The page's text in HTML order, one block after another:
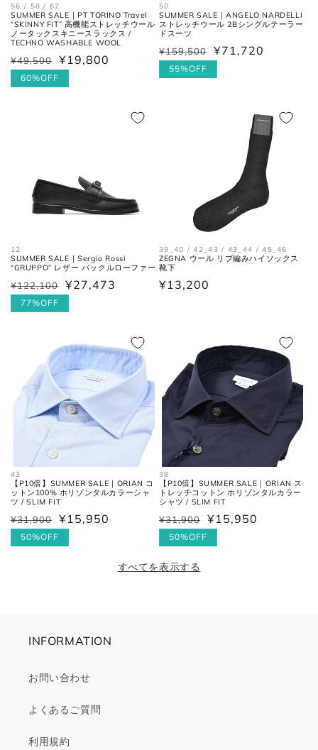
56 / 58 / 62
SUMMER SALE｜PT TORINO Travel
“SKINNY FIT” 高機能ストレッチウール
ノータックスキニースラックス /
TECHNO WASHABLE WOOL
通
常
¥49,500
セ
ー
¥19,800
60%OFF
50
SUMMER SALE｜ANGELO NARDELLI
ストレッチウール 2Bシングルテーラー
ドスーツ
通
常
¥159,500
セ
ー
¥71,720
55%OFF
12
SUMMER SALE｜Sergio Rossi
“GRUPPO” レザー バックルローファー
通
常
¥122,100
セ
ー
¥27,473
77%OFF
39_40 / 42_43 / 43_44 / 45_46
ZEGNA ウール リブ編みハイソックス
靴下
通
¥13,200
43
【P10倍】SUMMER SALE｜ORIAN コ
ットン100% ホリゾンタルカラーシャ
ツ / SLIM FIT
通
常
¥31,900
セ
ー
¥15,950
50%OFF
38
【P10倍】SUMMER SALE｜ORIAN ス
トレッチコットン ホリゾンタルカラー
シャツ / SLIM FIT
通
常
格
¥31,900
セ
ー
価
¥15,950
50%OFF
すべてを表示する
INFORMATION
お問い合わせ
よくあるご質問
利用規約